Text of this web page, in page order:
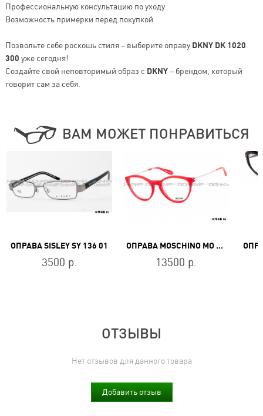
Профессиональную консультацию по уходу
Возможность примерки перед покупкой
Позвольте себе роскошь стиля – выберите оправу DKNY DK 1020
300 уже сегодня!
Создайте свой неповторимый образ с DKNY– брендом, который
говорит сам за себя.
ВАМ МОЖЕТ ПОНРАВИТЬСЯ
ОПРАВА SISLEY SY 136 01
3500 р.
ОПРАВА MOSCHINO MO 212V 03
13500 р.
ОТЗЫВЫ
Нет отзывов для данного товара
Добавить отзыв